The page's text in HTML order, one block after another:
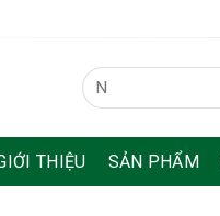
Tìm
kiếm:
THIỆU SẢN PHẨM